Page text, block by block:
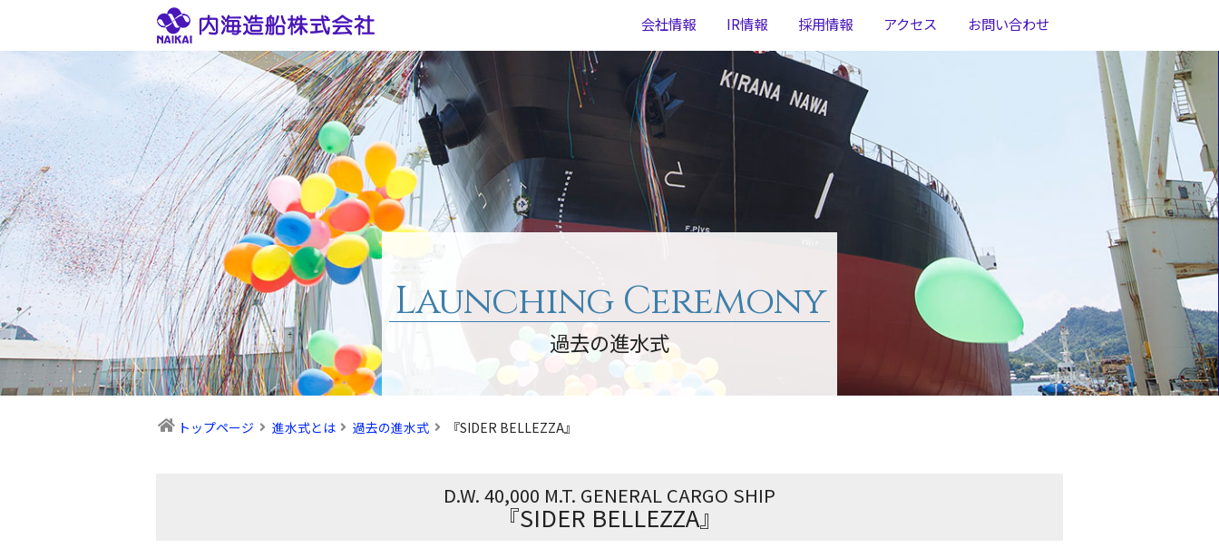
会社情報 IR情報 採用情報 アクセス お問い合わせ
Launching Ceremony
過去の進水式
トップページ 進水式とは 過去の進水式 『SIDER BELLEZZA』
D.W. 40,000 M.T. GENERAL CARGO SHIP
『SIDER BELLEZZA』